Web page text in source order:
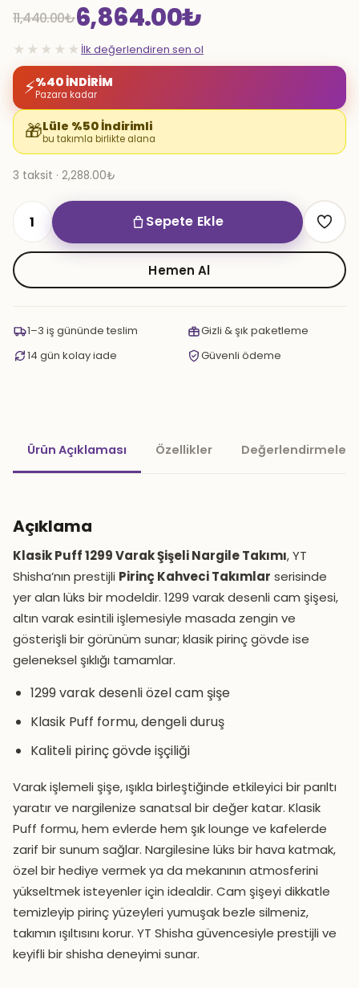
11,440.00₺
Orijinal
fiyat:
11,440.00₺.
6,864.00₺
Şu
andaki
fiyat:
6,864.00₺.
★★★★★ İlk değerlendiren sen ol
⚡%40 İNDİRİM
Pazara kadar
🎁Lüle %50 İndirimli
bu takımla birlikte alana
3 taksit · 2,288.00₺
Klasik
Puff
1299
Varak
Nargile
Takımı
Sepete Ekle
Hemen Al
1–3 iş gününde teslim
Gizli & şık paketleme
14 gün kolay iade
Güvenli ödeme
Ürün Açıklaması Özellikler Değerlendirmeler
Açıklama
Klasik Puff 1299 Varak Şişeli Nargile Takımı, YT
Shisha’nın prestijli Pirinç Kahveci Takımlar serisinde
yer alan lüks bir modeldir. 1299 varak desenli cam şişesi,
altın varak esintili işlemesiyle masada zengin ve
gösterişli bir görünüm sunar; klasik pirinç gövde ise
geleneksel şıklığı tamamlar.
1299 varak desenli özel cam şişe
Klasik Puff formu, dengeli duruş
Kaliteli pirinç gövde işçiliği
Varak işlemeli şişe, ışıkla birleştiğinde etkileyici bir parıltı
yaratır ve nargilenize sanatsal bir değer katar. Klasik
Puff formu, hem evlerde hem şık lounge ve kafelerde
zarif bir sunum sağlar. Nargilesine lüks bir hava katmak,
özel bir hediye vermek ya da mekanının atmosferini
yükseltmek isteyenler için idealdir. Cam şişeyi dikkatle
temizleyip pirinç yüzeyleri yumuşak bezle silmeniz,
takımın ışıltısını korur. YT Shisha güvencesiyle prestijli ve
keyifli bir shisha deneyimi sunar.